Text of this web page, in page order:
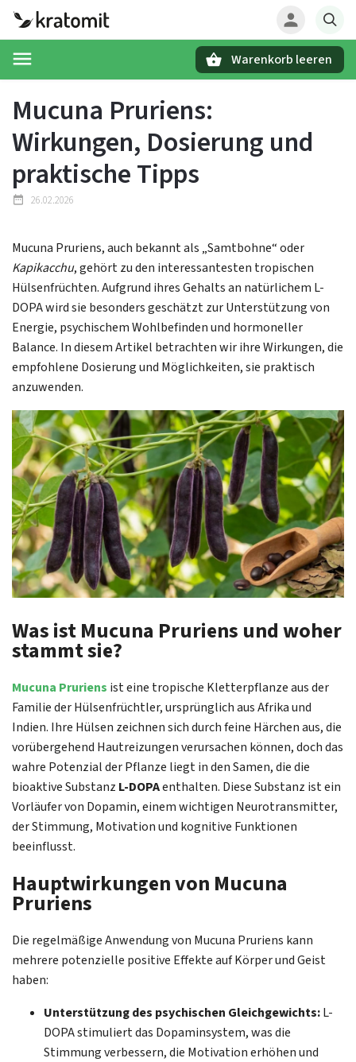
Warenkorb leeren
Mucuna Pruriens:
Wirkungen, Dosierung und
praktische Tipps
26.02.2026
Mucuna Pruriens, auch bekannt als „Samtbohne“ oder
Kapikacchu, gehört zu den interessantesten tropischen
Hülsenfrüchten. Aufgrund ihres Gehalts an natürlichem L-
DOPA wird sie besonders geschätzt zur Unterstützung von
Energie, psychischem Wohlbefinden und hormoneller
Balance. In diesem Artikel betrachten wir ihre Wirkungen, die
empfohlene Dosierung und Möglichkeiten, sie praktisch
anzuwenden.
Was ist Mucuna Pruriens und woher
stammt sie?
Mucuna Pruriens ist eine tropische Kletterpflanze aus der
Familie der Hülsenfrüchtler, ursprünglich aus Afrika und
Indien. Ihre Hülsen zeichnen sich durch feine Härchen aus, die
vorübergehend Hautreizungen verursachen können, doch das
wahre Potenzial der Pflanze liegt in den Samen, die die
bioaktive Substanz L-DOPAenthalten. Diese Substanz ist ein
Vorläufer von Dopamin, einem wichtigen Neurotransmitter,
der Stimmung, Motivation und kognitive Funktionen
beeinflusst.
Hauptwirkungen von Mucuna
Pruriens
Die regelmäßige Anwendung von Mucuna Pruriens kann
mehrere potenzielle positive Effekte auf Körper und Geist
haben:
Unterstützung des psychischen Gleichgewichts:L-
DOPA stimuliert das Dopaminsystem, was die
Stimmung verbessern, die Motivation erhöhen und